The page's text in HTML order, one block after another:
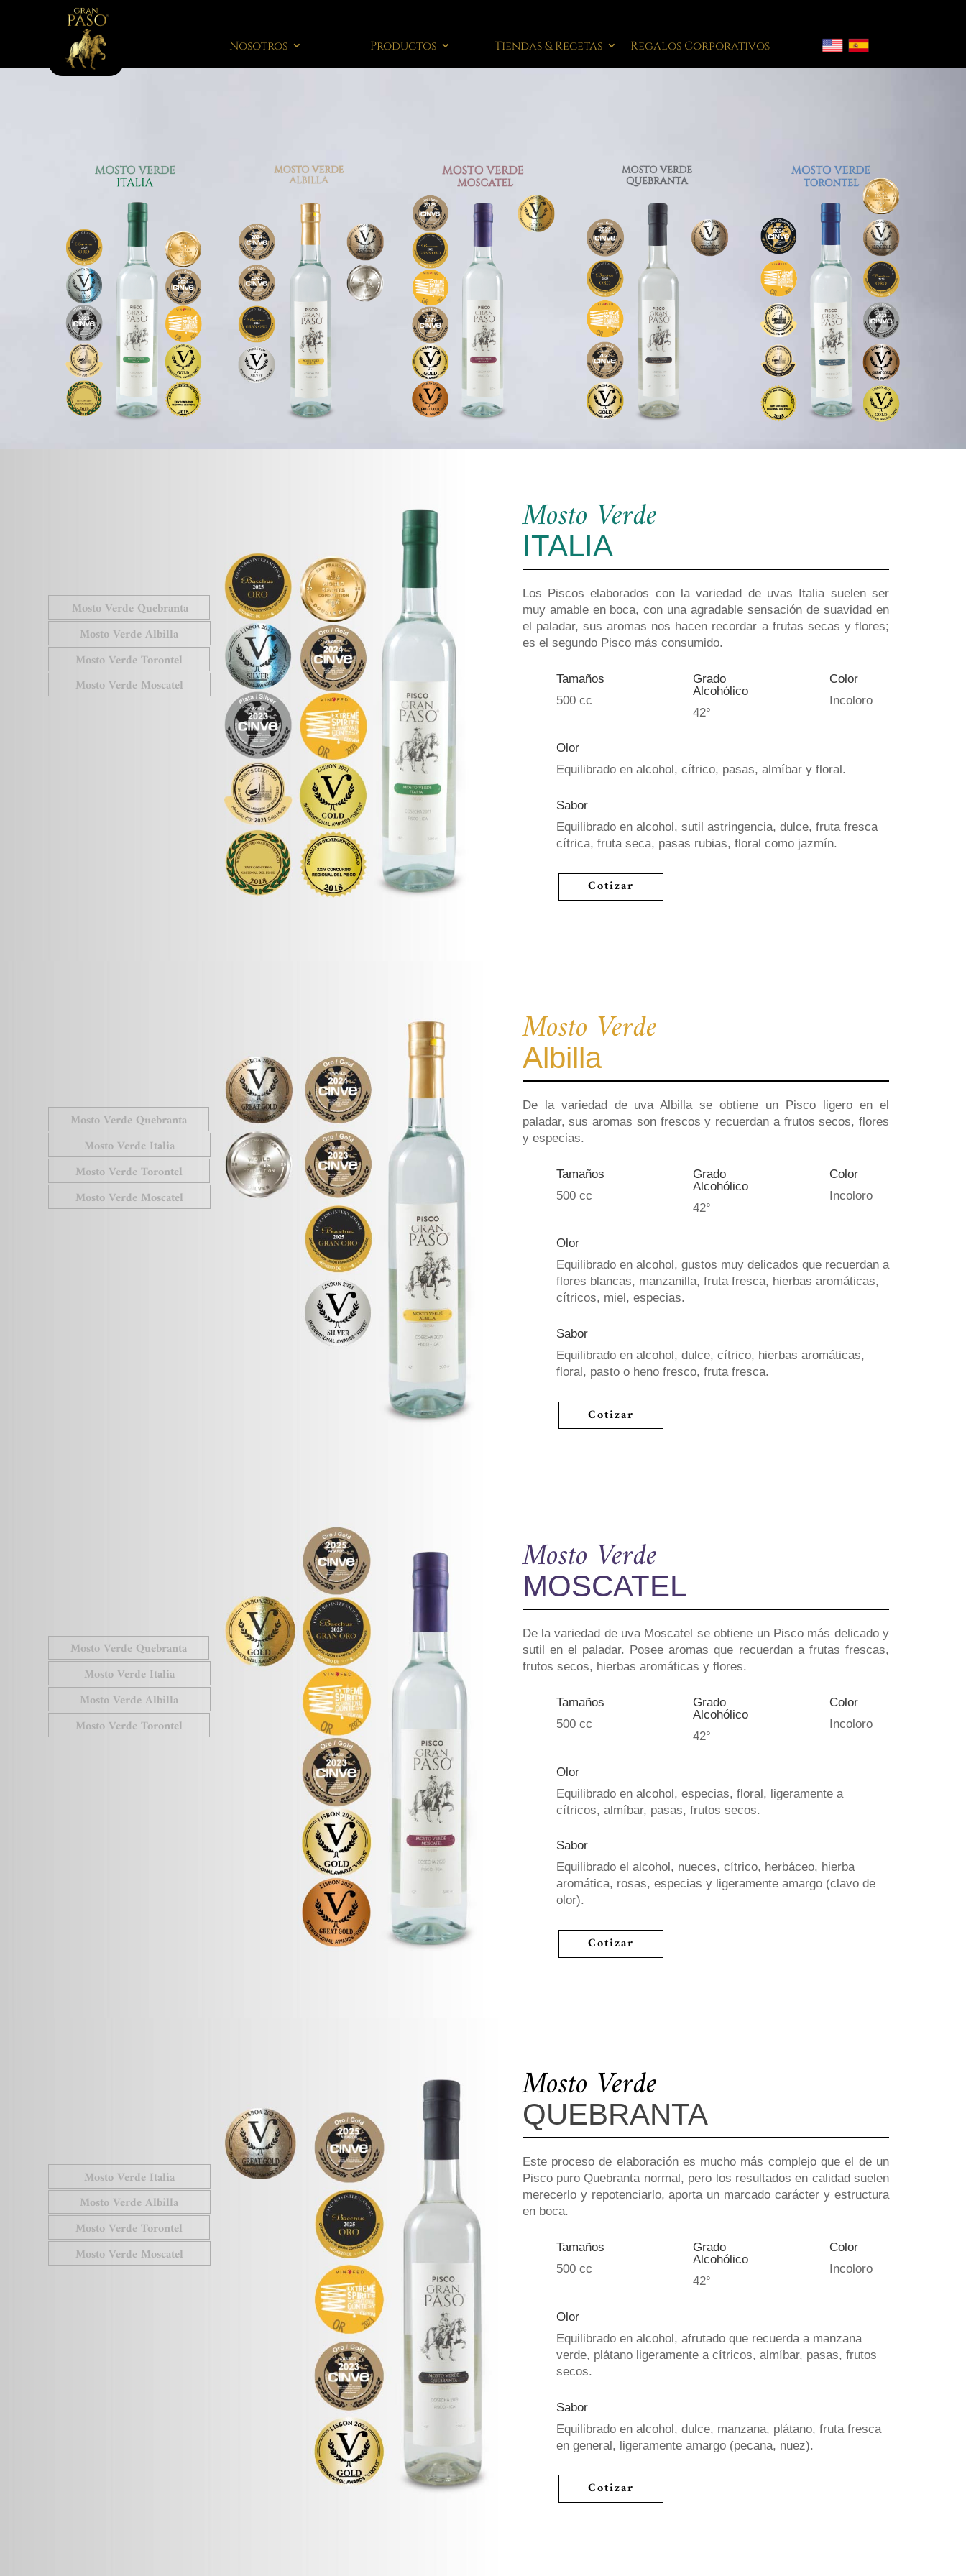
Nosotros Productos Tiendas & Recetas Regalos Corporativos
Mosto Verde Quebranta
Mosto Verde Albilla
Mosto Verde Torontel
Mosto Verde Moscatel
Mosto Verde
ITALIA
Los Piscos elaborados con la variedad de uvas Italia suelen ser
muy amable en boca, con una agradable sensación de suavidad en
el paladar, sus aromas nos hacen recordar a frutas secas y flores;
es el segundo Pisco más consumido.
Tamaños
500 cc
Grado
Alcohólico
42°
Color
Incoloro
Olor
Equilibrado en alcohol, cítrico, pasas, almíbar y floral.
Sabor
Equilibrado en alcohol, sutil astringencia, dulce, fruta fresca
cítrica, fruta seca, pasas rubias, floral como jazmín.
Cotizar
Mosto Verde Quebranta
Mosto Verde Italia
Mosto Verde Torontel
Mosto Verde Moscatel
Mosto Verde
Albilla
De la variedad de uva Albilla se obtiene un Pisco ligero en el
paladar, sus aromas son frescos y recuerdan a frutos secos, flores
y especias.
Tamaños
500 cc
Grado
Alcohólico
42°
Color
Incoloro
Olor
Equilibrado en alcohol, gustos muy delicados que recuerdan a
flores blancas, manzanilla, fruta fresca, hierbas aromáticas,
cítricos, miel, especias.
Sabor
Equilibrado en alcohol, dulce, cítrico, hierbas aromáticas,
floral, pasto o heno fresco, fruta fresca.
Cotizar
Mosto Verde Quebranta
Mosto Verde Italia
Mosto Verde Albilla
Mosto Verde Torontel
Mosto Verde
MOSCATEL
De la variedad de uva Moscatel se obtiene un Pisco más delicado y
sutil en el paladar. Posee aromas que recuerdan a frutas frescas,
frutos secos, hierbas aromáticas y flores.
Tamaños
500 cc
Grado
Alcohólico
42°
Color
Incoloro
Olor
Equilibrado en alcohol, especias, floral, ligeramente a
cítricos, almíbar, pasas, frutos secos.
Sabor
Equilibrado el alcohol, nueces, cítrico, herbáceo, hierba
aromática, rosas, especias y ligeramente amargo (clavo de
olor).
Cotizar
Mosto Verde Italia
Mosto Verde Albilla
Mosto Verde Torontel
Mosto Verde Moscatel
Mosto Verde
QUEBRANTA
Este proceso de elaboración es mucho más complejo que el de un
Pisco puro Quebranta normal, pero los resultados en calidad suelen
merecerlo y repotenciarlo, aporta un marcado carácter y estructura
en boca.
Tamaños
500 cc
Grado
Alcohólico
42°
Color
Incoloro
Olor
Equilibrado en alcohol, afrutado que recuerda a manzana
verde, plátano ligeramente a cítricos, almíbar, pasas, frutos
secos.
Sabor
Equilibrado en alcohol, dulce, manzana, plátano, fruta fresca
en general, ligeramente amargo (pecana, nuez).
Cotizar